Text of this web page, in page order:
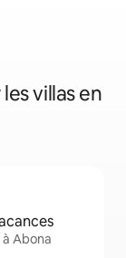
villas en
Abona